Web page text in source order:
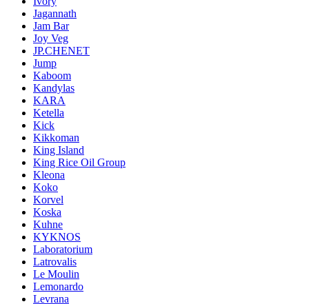
Jagannath
Jam Bar
Joy Veg
JP.CHENET
Jump
Kaboom
Kandylas
KARA
Ketella
Kick
Kikkoman
King Island
King Rice Oil Group
Kleona
Koko
Korvel
Koska
Kuhne
KYKNOS
Laboratorium
Latrovalis
Le Moulin
Lemonardo
Levrana